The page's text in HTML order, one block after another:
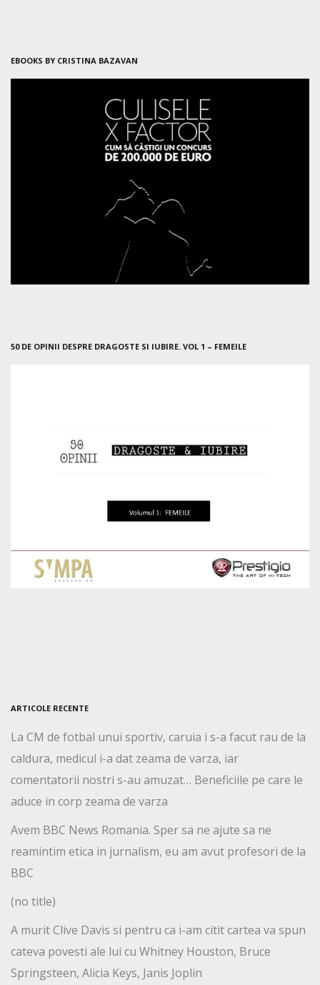
EBOOKS BY CRISTINA BAZAVAN
50 DE OPINII DESPRE DRAGOSTE SI IUBIRE. VOL 1 – FEMEILE
ARTICOLE RECENTE
La CM de fotbal unui sportiv, caruia i s-a facut rau de la
caldura, medicul i-a dat zeama de varza, iar
comentatorii nostri s-au amuzat… Beneficiile pe care le
aduce in corp zeama de varza
Avem BBC News Romania. Sper sa ne ajute sa ne
reamintim etica in jurnalism, eu am avut profesori de la
BBC
(no title)
A murit Clive Davis si pentru ca i-am citit cartea va spun
cateva povesti ale lui cu Whitney Houston, Bruce
Springsteen, Alicia Keys, Janis Joplin